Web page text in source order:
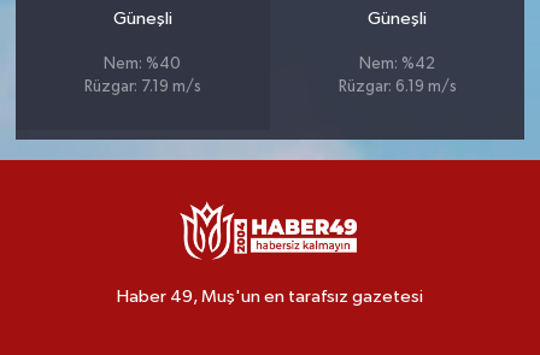
Güneşli
Nem: %40
Rüzgar: 7.19 m/s
Güneşli
Nem: %42
Rüzgar: 6.19 m/s
Haber 49, Muş'un en tarafsız gazetesi